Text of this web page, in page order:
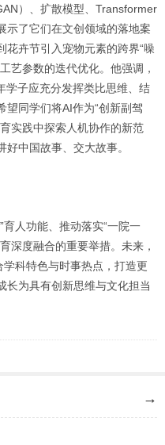
）、扩散模型、Transformer
示了它们在文创领域的落地案
卉节引入宠物元素的跨界“噪
艺参数的迭代优化。他强调，
学子应充分发挥类比思维、结
望同学们将AI作为“创新副驾
实践中探索人机协作的新范
中国故事、交大故事。
人功能、推动落实“一院一
深度融合的重要举措。未来，
学科特色与时事热点，打造更
长为具有创新思维与文化担当
→